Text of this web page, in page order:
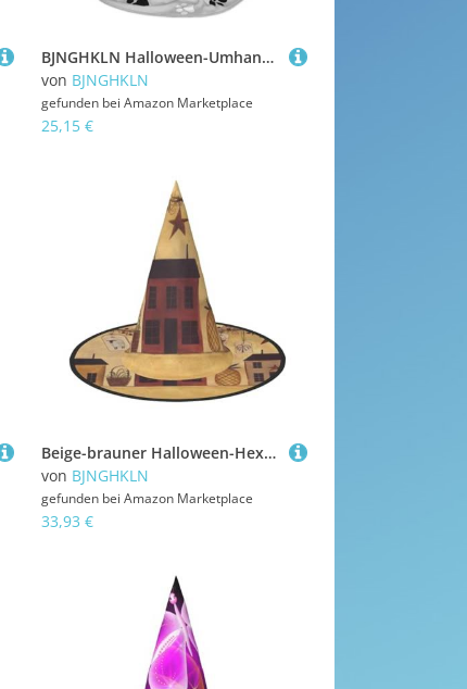
BJNGHKLN Halloween-Umhang mit Kapuze, bodenlang, Tierkrallendruck, langer Kapuzenumhang für Teenager
von BJNGHKLN
gefunden bei Amazon Marketplace
25,15 €
Beige-brauner Halloween-Hexenhut für Damen, Party-Hut für Halloween, Feste, Cosplay, Kostüm, Ensemble
von BJNGHKLN
gefunden bei Amazon Marketplace
33,93 €